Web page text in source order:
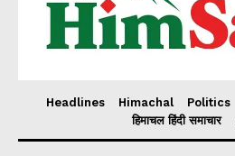
Headlines Himachal Politics
हिमाचल हिंदी समाचार